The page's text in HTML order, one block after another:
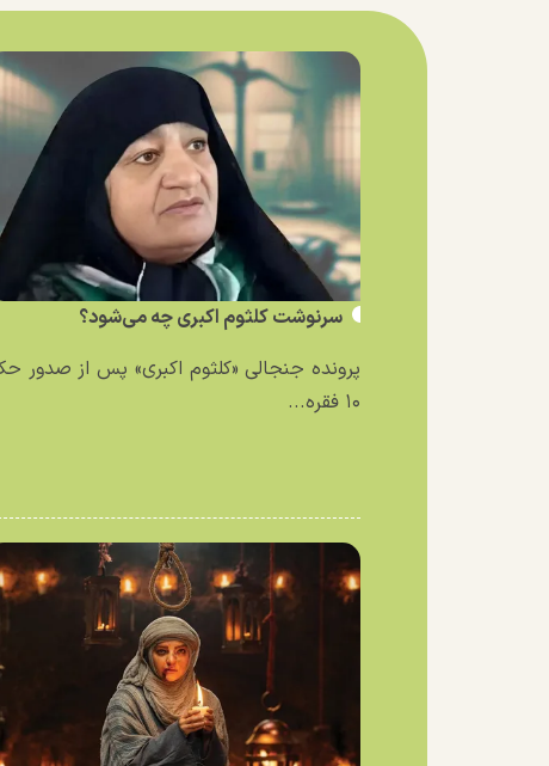
سرنوشت کلثوم اکبری چه می‌شود؟
پرونده جنجالی «کلثوم اکبری» پس از صدور
۱۰ فقره...